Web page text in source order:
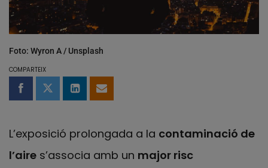
Foto: Wyron A / Unsplash
COMPARTEIX
Compartir a Facebook
Compartir a Twitter
Comparteix a LinkedIn
Comparteix per email
L’exposició prolongada a la contaminació de
l’aire s’associa amb un major risc